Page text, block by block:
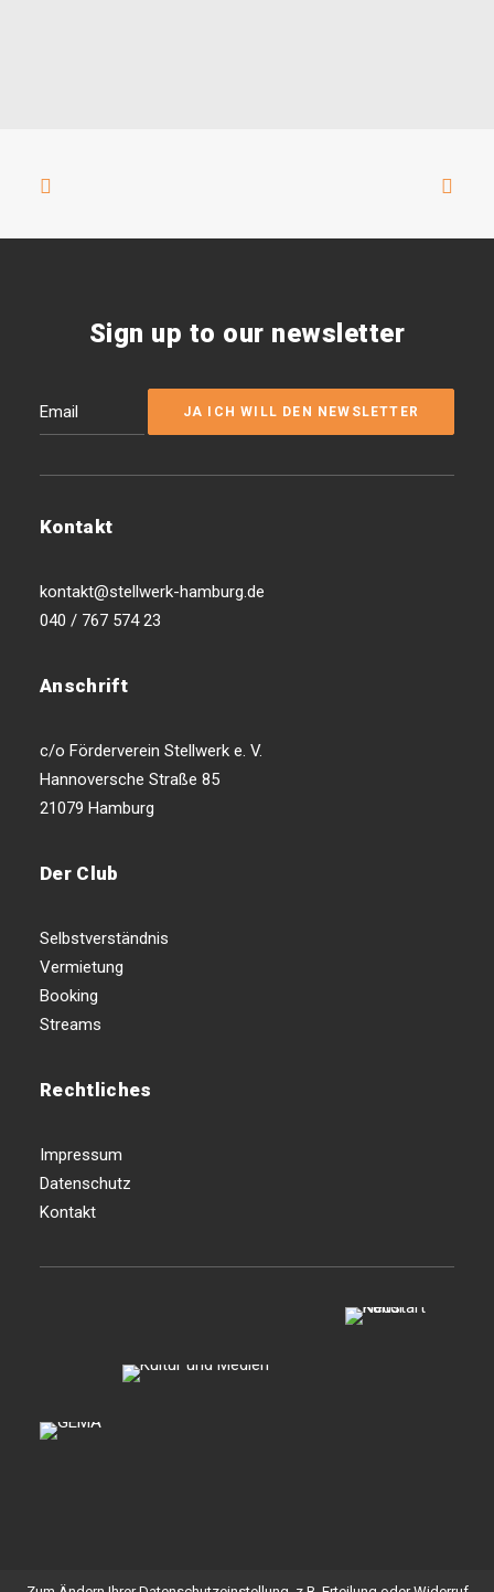
Sign up to our newsletter
Kontakt
kontakt@stellwerk-hamburg.de
040 / 767 574 23
Anschrift
c/o Förderverein Stellwerk e. V.
Hannoversche Straße 85
21079 Hamburg
Der Club
Selbstverständnis
Vermietung
Booking
Streams
Rechtliches
Impressum
Datenschutz
Kontakt